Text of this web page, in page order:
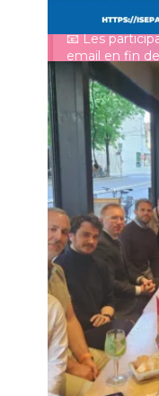
Charger
français.
📧 Les
email en fin
synthèse des
il y a 4 mois
Voir sur Facebook
Mot de
oublié ?